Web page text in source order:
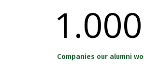
Companies our alumni